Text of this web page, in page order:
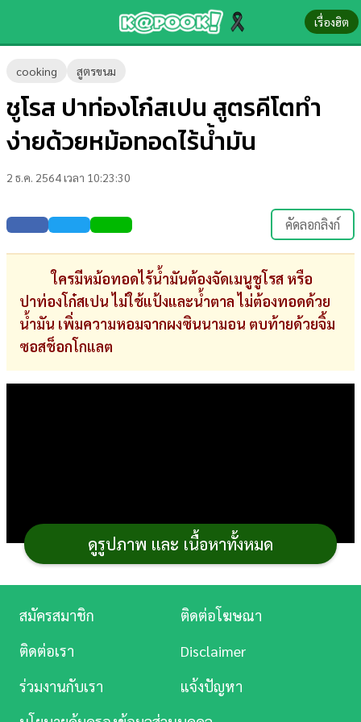
เรื่องฮิต
cooking สูตรขนม
ชูโรส ปาท่องโก๋สเปน สูตรคีโตทำ
ง่ายด้วยหม้อทอดไร้น้ำมัน
2 ธ.ค. 2564 เวลา 10:23:30
คัดลอกลิงก์
ใครมีหม้อทอดไร้น้ำมันต้องจัดเมนูชูโรส หรือ
ปาท่องโก๋สเปน ไม่ใช้แป้งและน้ำตาล ไม่ต้องทอดด้วย
น้ำมัน เพิ่มความหอมจากผงซินนามอน ตบท้ายด้วยจิ้ม
ซอสช็อกโกแลต
ดูรูปภาพ และ เนื้อหาทั้งหมด
ข่าว-
ความ
รู้
บันเทิง
ตรวจ
หวย
ผล
บอล
สด
การ
ดู
Music
สมัครสมาชิก
ติดต่อโฆษณา
ติดต่อเรา
Disclaimer
ร่วมงานกับเรา
แจ้งปัญหา